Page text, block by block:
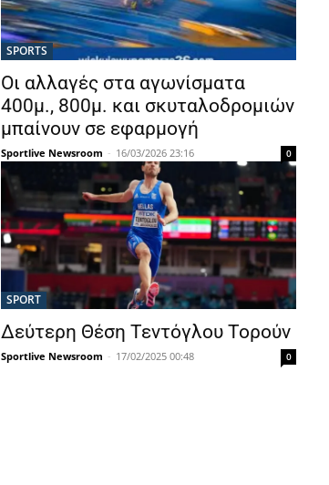
SPORTS
Οι αλλαγές στα αγωνίσματα
400μ., 800μ. και σκυταλοδρομιών
μπαίνουν σε εφαρμογή
Sportlive Newsroom - 16/03/2026 23:16 0
SPORT
Δεύτερη Θέση Τεντόγλου Τορούν
Sportlive Newsroom - 17/02/2025 00:48 0